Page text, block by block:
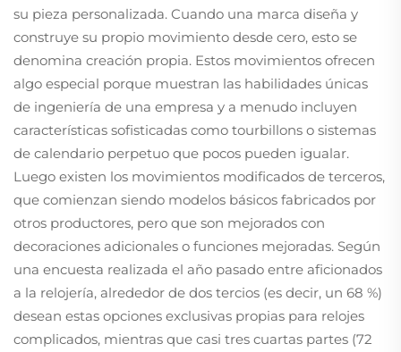
su pieza personalizada. Cuando una marca diseña y
construye su propio movimiento desde cero, esto se
denomina creación propia. Estos movimientos ofrecen
algo especial porque muestran las habilidades únicas
de ingeniería de una empresa y a menudo incluyen
características sofisticadas como tourbillons o sistemas
de calendario perpetuo que pocos pueden igualar.
Luego existen los movimientos modificados de terceros,
que comienzan siendo modelos básicos fabricados por
otros productores, pero que son mejorados con
decoraciones adicionales o funciones mejoradas. Según
una encuesta realizada el año pasado entre aficionados
a la relojería, alrededor de dos tercios (es decir, un 68 %)
desean estas opciones exclusivas propias para relojes
complicados, mientras que casi tres cuartas partes (72